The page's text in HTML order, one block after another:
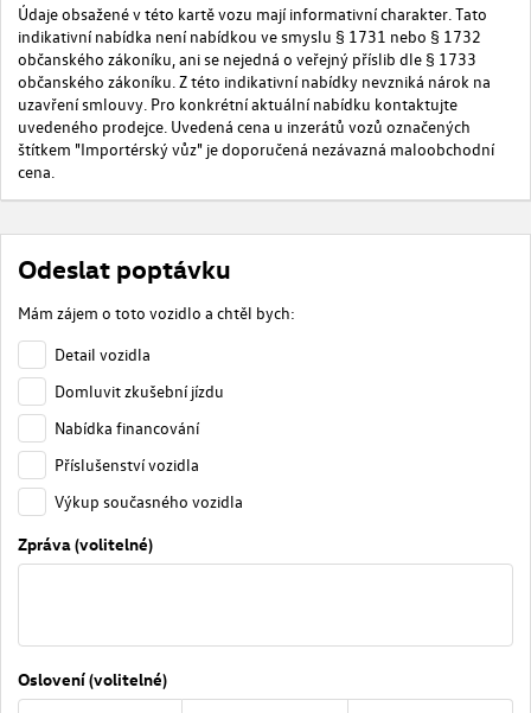
Údaje obsažené v této kartě vozu mají informativní charakter. Tato
indikativní nabídka není nabídkou ve smyslu § 1731 nebo § 1732
občanského zákoníku, ani se nejedná o veřejný příslib dle § 1733
občanského zákoníku. Z této indikativní nabídky nevzniká nárok na
uzavření smlouvy. Pro konkrétní aktuální nabídku kontaktujte
uvedeného prodejce. Uvedená cena u inzerátů vozů označených
štítkem "Importérský vůz" je doporučená nezávazná maloobchodní
cena.
Odeslat poptávku
Mám zájem o toto vozidlo a chtěl bych:
Detail vozidla
Domluvit zkušební jízdu
Nabídka financování
Příslušenství vozidla
Výkup současného vozidla
Zpráva (volitelné)
Oslovení (volitelné)